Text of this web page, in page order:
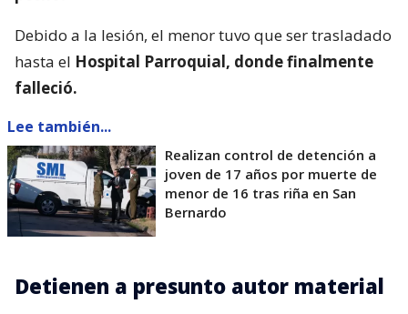
Debido a la lesión, el menor tuvo que ser trasladado
hasta el Hospital Parroquial, donde finalmente
falleció.
Lee también...
Realizan control de detención a
joven de 17 años por muerte de
menor de 16 tras riña en San
Bernardo
Detienen a presunto autor material